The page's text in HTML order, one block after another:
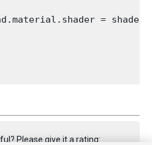
=
Please give it a rating: